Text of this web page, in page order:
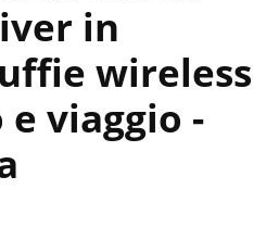
in
wireless
viaggio -